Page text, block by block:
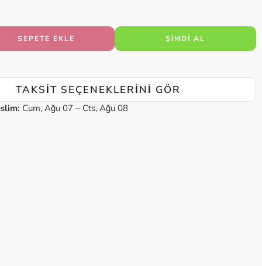
SEPETE EKLE ŞIMDI AL
TAKSIT SEÇENEKLERINI GÖR
Cum, Ağu 07 – Cts, Ağu 08